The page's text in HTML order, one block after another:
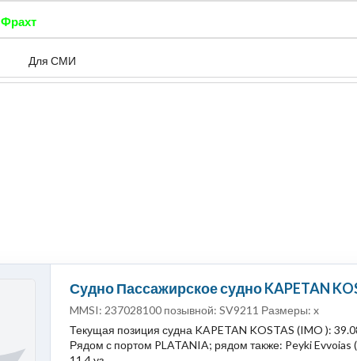
Фрахт
Для СМИ
Судно Пассажирское судно KAPETAN
MMSI: 237028100 позывной: SV9211 Размеры: x
Текущая позиция судна KAPETAN KOSTAS (IMO ):
Рядом с портом PLATANIA; рядом также: Peyki Evvoias